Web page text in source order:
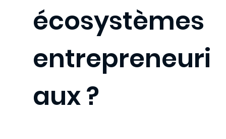
écosystèmes
entrepreneuri
aux ?